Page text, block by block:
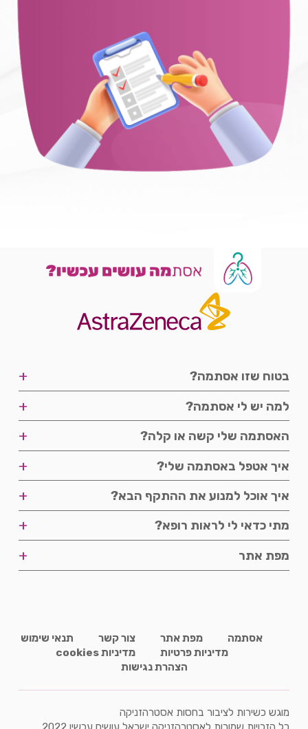
בטוח שזו אסתמה? +
שלבים
למה יש לי אסתמה? +
האסתמה שלי קשה או קלה? +
פודקאסטים
דרגת חומרה
זיהוי הקושי
איך אטפל באסתמה שלי? +
שליטה במחלה
תדירות התקפים
איך אוכל למנוע את ההתקף הבא? +
מניעה
מתי כדאי לי לראות רופא? +
ייעוץ
מפת אתר +
אסתמה מפת אתר צור קשר
תנאי שימוש
מדיניות פרטיות
מדיניות cookies
הצהרת נגישות
מוגש כשירות לציבור בחסות אסטרהזניקה